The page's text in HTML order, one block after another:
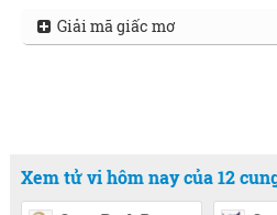
Giải mã giấc mơ
Xem tử vi hôm nay của 12